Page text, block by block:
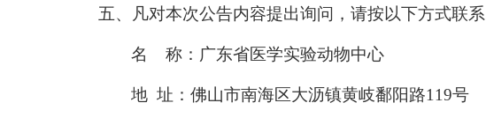
五、 凡对本次公告内容提出询问，请按以下方式联系
名 称：广东省医学实验动物中心
地 址：佛山市南海区大沥镇黄岐鄱阳路119号